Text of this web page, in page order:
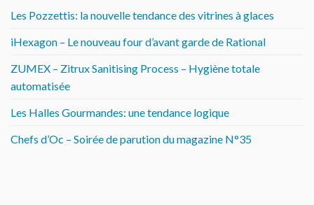
Les Pozzettis: la nouvelle tendance des vitrines à glaces
iHexagon – Le nouveau four d’avant garde de Rational
ZUMEX – Zitrux Sanitising Process – Hygiène totale
automatisée
Les Halles Gourmandes: une tendance logique
Chefs d’Oc – Soirée de parution du magazine N°35